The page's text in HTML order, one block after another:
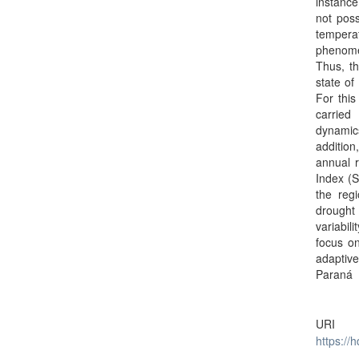
not
Thus,
state of
For
carried
annual
Index
the
focus
Paraná
URI
https://